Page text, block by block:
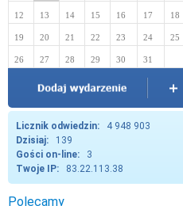
12 13 14 15 16 17 18
19 20 21 22 23 24 25
26 27 28 29 30 31
Licznik odwiedzin:
4 948 903
Dzisiaj:
139
Gości on-line:
3
Twoje IP:
83.22.113.38